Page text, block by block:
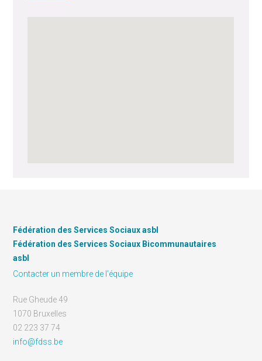
Fédération des Services Sociaux asbl
Fédération des Services Sociaux Bicommunautaires
asbl
Contacter un membre de l’équipe
Rue Gheude 49
1070 Bruxelles
02 223 37 74
info@fdss.be